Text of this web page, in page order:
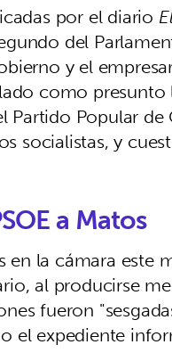
por el diario
del
y el
como
Popular
socialistas, y
a Matos
la cámara este
al producirse
fueron
el expediente